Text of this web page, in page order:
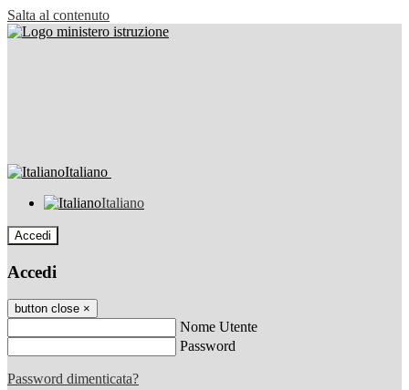
Salta al contenuto
Italiano
Italiano
Accedi
Accedi
button close ×
Nome Utente
Password
Password dimenticata?